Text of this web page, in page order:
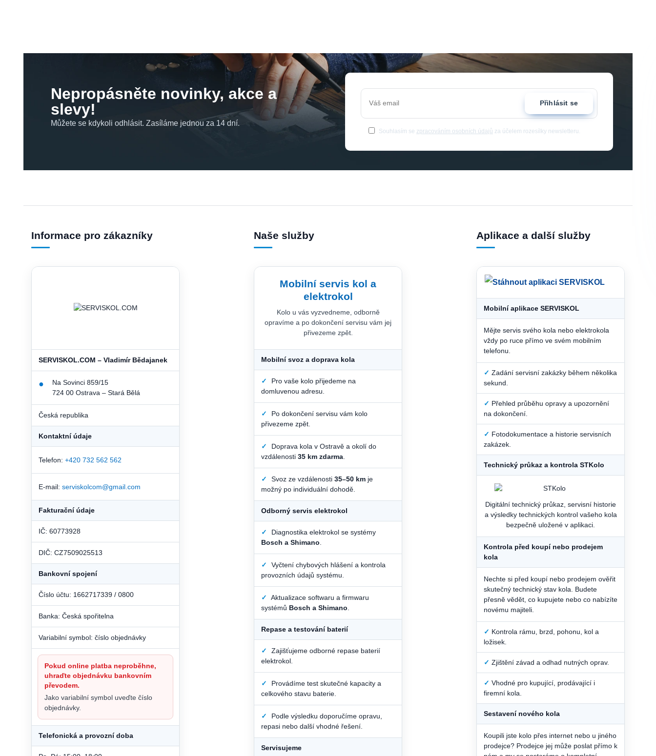
Nepropásněte novinky, akce a
slevy!
Můžete se kdykoli odhlásit. Zasíláme jednou za 14 dní.
Přihlásit se
Souhlasím se zpracováním osobních údajů za účelem rozesílky newsletteru.
Informace pro zákazníky
SERVISKOL.COM – Vladimír Bědajanek
●
Na Sovinci 859/15
724 00 Ostrava – Stará Bělá
Česká republika
Kontaktní údaje
Telefon: +420 732 562 562
E-mail: serviskolcom@gmail.com
Fakturační údaje
IČ: 60773928
DIČ: CZ7509025513
Bankovní spojení
Číslo účtu: 1662717339 / 0800
Banka: Česká spořitelna
Variabilní symbol: číslo objednávky
Pokud online platba neproběhne,
uhraďte objednávku bankovním
převodem.
Jako variabilní symbol uveďte číslo
objednávky.
Telefonická a provozní doba
Naše služby
Mobilní servis kol a
elektrokol
Kolo u vás vyzvedneme, odborně
opravíme a po dokončení servisu vám jej
přivezeme zpět.
Mobilní svoz a doprava kola
✓
Pro vaše kolo přijedeme na
domluvenou adresu.
✓
Po dokončení servisu vám kolo
přivezeme zpět.
✓
Doprava kola v Ostravě a okolí do
vzdálenosti 35 km zdarma
✓ Svoz ze vzdálenosti 35–50 km je
možný po individuální dohodě.
Odborný servis elektrokol
✓
Diagnostika elektrokol se systémy
Bosch a Shimano
✓
Vyčtení chybových hlášení a kontrola
provozních údajů systému.
✓
Aktualizace softwaru a firmwaru
systémů Bosch a Shimano
Repase a testování baterií
✓
Zajišťujeme odborné repase baterií
elektrokol.
✓
Provádíme test skutečné kapacity a
celkového stavu baterie.
✓
Podle výsledku doporučíme opravu,
repasi nebo další vhodné řešení.
Servisujeme
Aplikace a další služby
Mobilní aplikace SERVISKOL
Mějte servis svého kola nebo elektrokola
vždy po ruce přímo ve svém mobilním
telefonu.
✓ Zadání servisní zakázky během několika
sekund.
✓ Přehled průběhu opravy a upozornění
na dokončení.
✓ Fotodokumentace a historie servisních
zakázek.
Technický průkaz a kontrola STKolo
Digitální technický průkaz, servisní historie
a výsledky technických kontrol vašeho kola
bezpečně uložené v aplikaci.
Kontrola před koupí nebo prodejem
kola
Nechte si před koupí nebo prodejem ověřit
skutečný technický stav kola. Budete
přesně vědět, co kupujete nebo co nabízíte
novému majiteli.
✓ Kontrola rámu, brzd, pohonu, kol a
ložisek.
✓ Zjištění závad a odhad nutných oprav.
✓ Vhodné pro kupující, prodávající i
firemní kola.
Sestavení nového kola
Koupili jste kolo přes internet nebo u jiného
prodejce? Prodejce jej může poslat přímo k